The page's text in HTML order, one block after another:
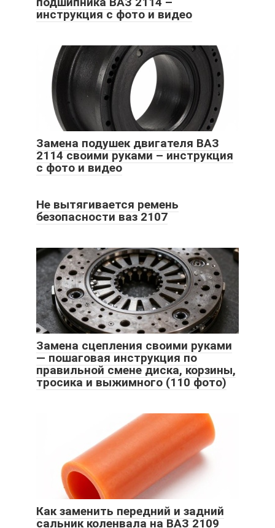
инструкция с фото и видео
Замена подушек двигателя ВАЗ
2114 своими руками – инструкция
с фото и видео
Не вытягивается ремень
безопасности ваз 2107
Замена сцепления своими руками
— пошаговая инструкция по
правильной смене диска, корзины,
тросика и выжимного (110 фото)
Как заменить передний и задний
сальник коленвала на ВАЗ 2109